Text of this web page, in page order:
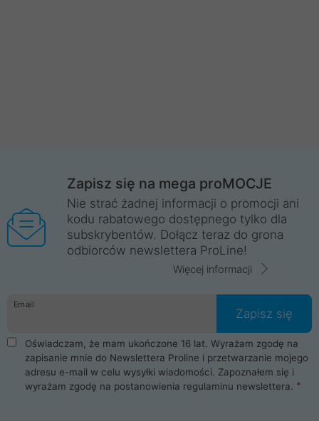
Zapisz się na mega proMOCJE
Nie strać żadnej informacji o promocji ani
kodu rabatowego dostępnego tylko dla
subskrybentów. Dołącz teraz do grona
odbiorców newslettera ProLine!
Więcej informacji
Email
Zapisz się
Oświadczam, że mam ukończone 16 lat. Wyrażam zgodę na
zapisanie mnie do Newslettera Proline i przetwarzanie mojego
adresu e-mail w celu wysyłki wiadomości. Zapoznałem się i
wyrażam zgodę na postanowienia regulaminu newslettera.